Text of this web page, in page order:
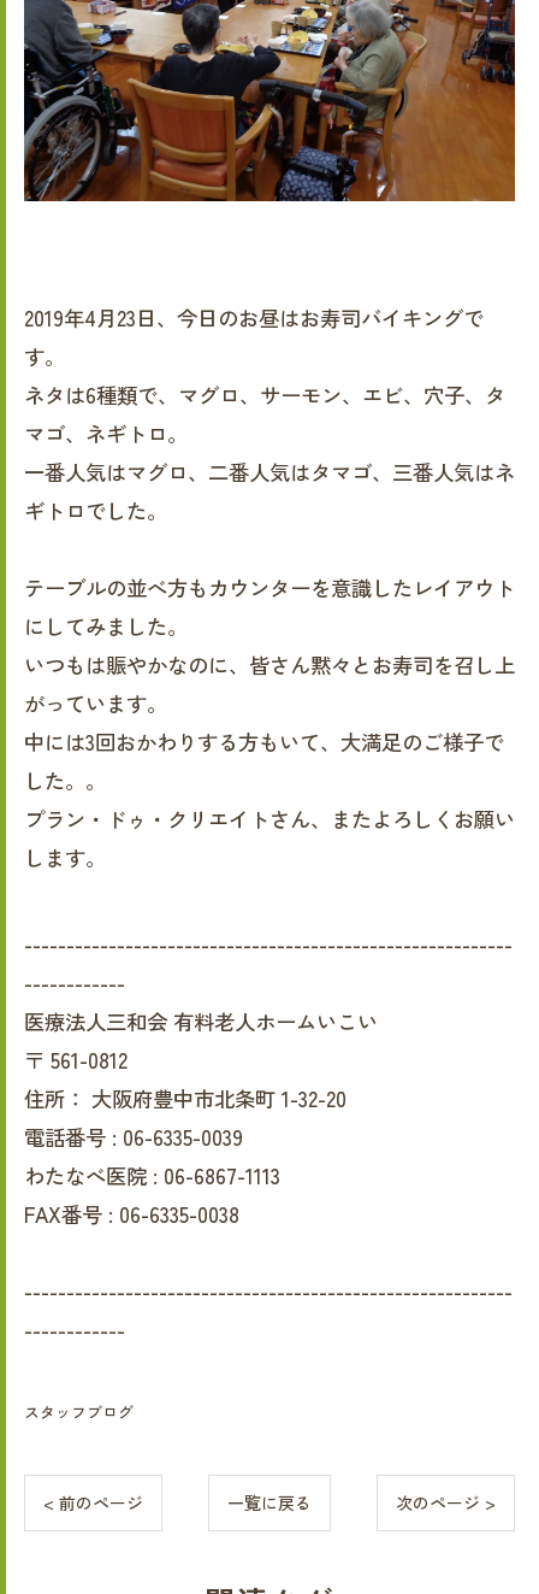
2019年4月23日、今日のお昼はお寿司バイキングで
す。
ネタは6種類で、マグロ、サーモン、エビ、穴子、タ
マゴ、ネギトロ。
一番人気はマグロ、二番人気はタマゴ、三番人気はネ
ギトロでした。
テーブルの並べ方もカウンターを意識したレイアウト
にしてみました。
いつもは賑やかなのに、皆さん黙々とお寿司を召し上
がっています。
中には3回おかわりする方もいて、大満足のご様子で
した。。
プラン・ドゥ・クリエイトさん、またよろしくお願い
します。
----------------------------------------------------------
------------
医療法人三和会 有料老人ホームいこい
〒 561-0812
住所： 大阪府豊中市北条町 1-32-20
電話番号 : 06-6335-0039
わたなべ医院 : 06-6867-1113
FAX番号 : 06-6335-0038
----------------------------------------------------------
------------
スタッフブログ
< 前のページ 一覧に戻る 次のページ >